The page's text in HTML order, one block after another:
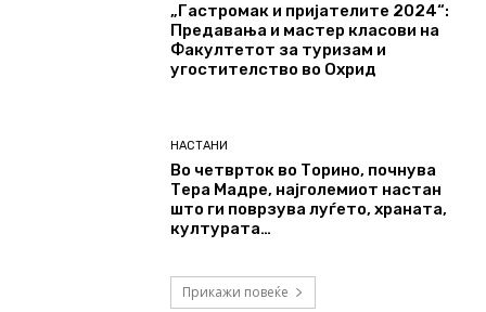
„Гастромак и пријателите 2024“:
Предавања и мастер класови на
Факултетот за туризам и
угостителство во Охрид
НАСТАНИ
Во четврток во Торино, почнува
Тера Мадре, најголемиот настан
што ги поврзува луѓето, храната,
културата…
Прикажи повеќе